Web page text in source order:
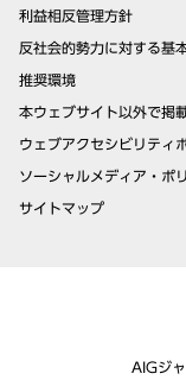
利益相反管理方針
反社会的勢力に対する基
推奨環境
本ウェブサイト以外で掲
ウェブアクセシビリティ
ソーシャルメディア・ポ
サイトマップ
AIGジ